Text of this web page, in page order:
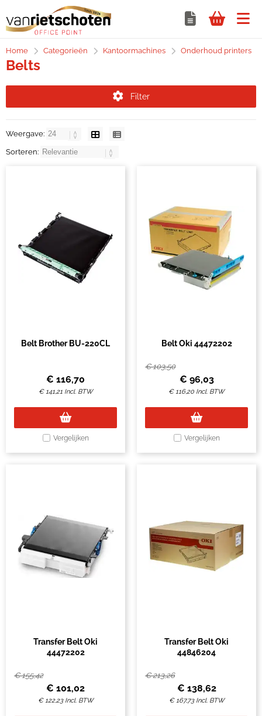
Home Categorieën Kantoormachines Onderhoud printers
Belts
Filter
Weergave:
Sorteren:
Belt Brother BU-220CL
€ 116,70
€141,21 Incl. BTW
Vergelijken
Belt Oki 44472202
€103,50
€ 96,03
€116,20 Incl. BTW
Vergelijken
Transfer Belt Oki
44472202
€155,42
€ 101,02
€122,23 Incl. BTW
Transfer Belt Oki
44846204
€213,26
€ 138,62
€167,73 Incl. BTW